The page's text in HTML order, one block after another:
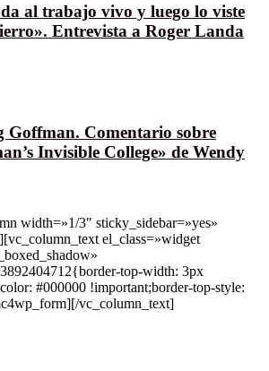
al trabajo vivo y luego lo viste
Entrevista a Roger Landa
Goffman. Comentario sobre
Invisible College» de Wendy
width=»1/3″ sticky_sidebar=»yes»
el_class=»widget
top-width: 3px
#000000 !important;border-top-style:
vc_column_text]